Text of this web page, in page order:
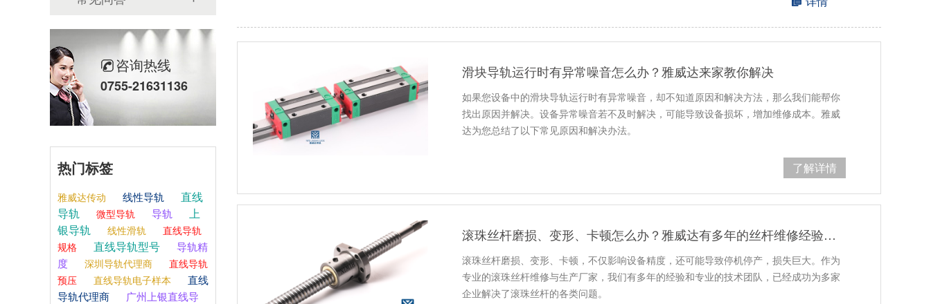
滑块导轨运行时有异常噪音怎么办？雅威达来家教你解决
如果您设备中的滑块导轨运行时有异常噪音，却不知道原因和解决方法，那么我们能帮你
找出原因并解决。设备异常噪音若不及时解决，可能导致设备损坏，增加维修成本。雅威
达为您总结了以下常见原因和解决办法。
了解详情
滚珠丝杆磨损、变形、卡顿怎么办？雅威达有多年的丝杆维修经验，能不能解决滚珠丝杆的各类问题
滚珠丝杆磨损、变形、卡顿，不仅影响设备精度，还可能导致停机停产，损失巨大。作为
专业的滚珠丝杆维修与生产厂家，我们有多年的经验和专业的技术团队，已经成功为多家
企业解决了滚珠丝杆的各类问题。
咨询热线
0755-21631136
热门标签
雅威达传动 线性导轨
直线
导轨
微型导轨 导轨
上
银导轨
线性滑轨
直线导轨
规格
直线导轨型号
导轨精
度
深圳导轨代理商
直线导轨
预压
直线导轨电子样本
直线
导轨代理商
广州上银直线导